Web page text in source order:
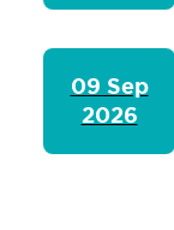
09 Sep
2026